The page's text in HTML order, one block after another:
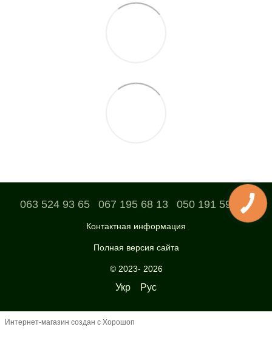
063 524 93 65 067 195 68 13 050 191 59 04
Контактная информация
Полная версия сайта
© 2023- 2026
Укр Рус
Интернет-магазин создан с Хорошоп